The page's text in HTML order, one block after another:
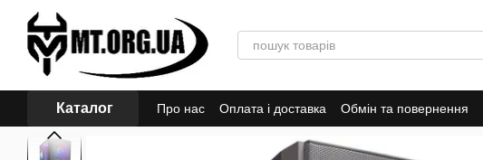
Перейти до основного контенту
Каталог Про нас Оплата і доставка Обмін та повернення